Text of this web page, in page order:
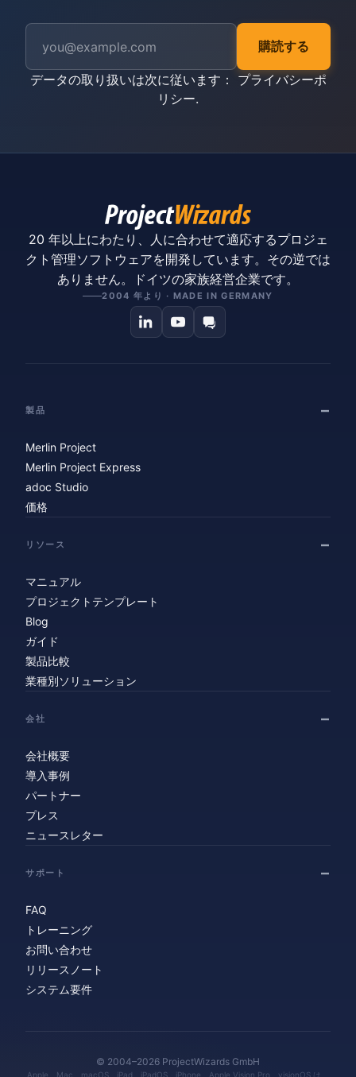
購読する
データの取り扱いは次に従います： プライバシーポ
リシー.
20 年以上にわたり、人に合わせて適応するプロジェ
クト管理ソフトウェアを開発しています。その逆では
ありません。ドイツの家族経営企業です。
2004 年より · MADE IN GERMANY
製品
Merlin Project
Merlin Project Express
adoc Studio
価格
リソース
マニュアル
プロジェクトテンプレート
Blog
ガイド
製品比較
業種別ソリューション
会社
会社概要
導入事例
パートナー
プレス
ニュースレター
サポート
FAQ
トレーニング
お問い合わせ
リリースノート
システム要件
© 2004–2026 ProjectWizards GmbH
Apple、Mac、macOS、iPad、iPadOS、iPhone、Apple Vision Pro、visionOS は、